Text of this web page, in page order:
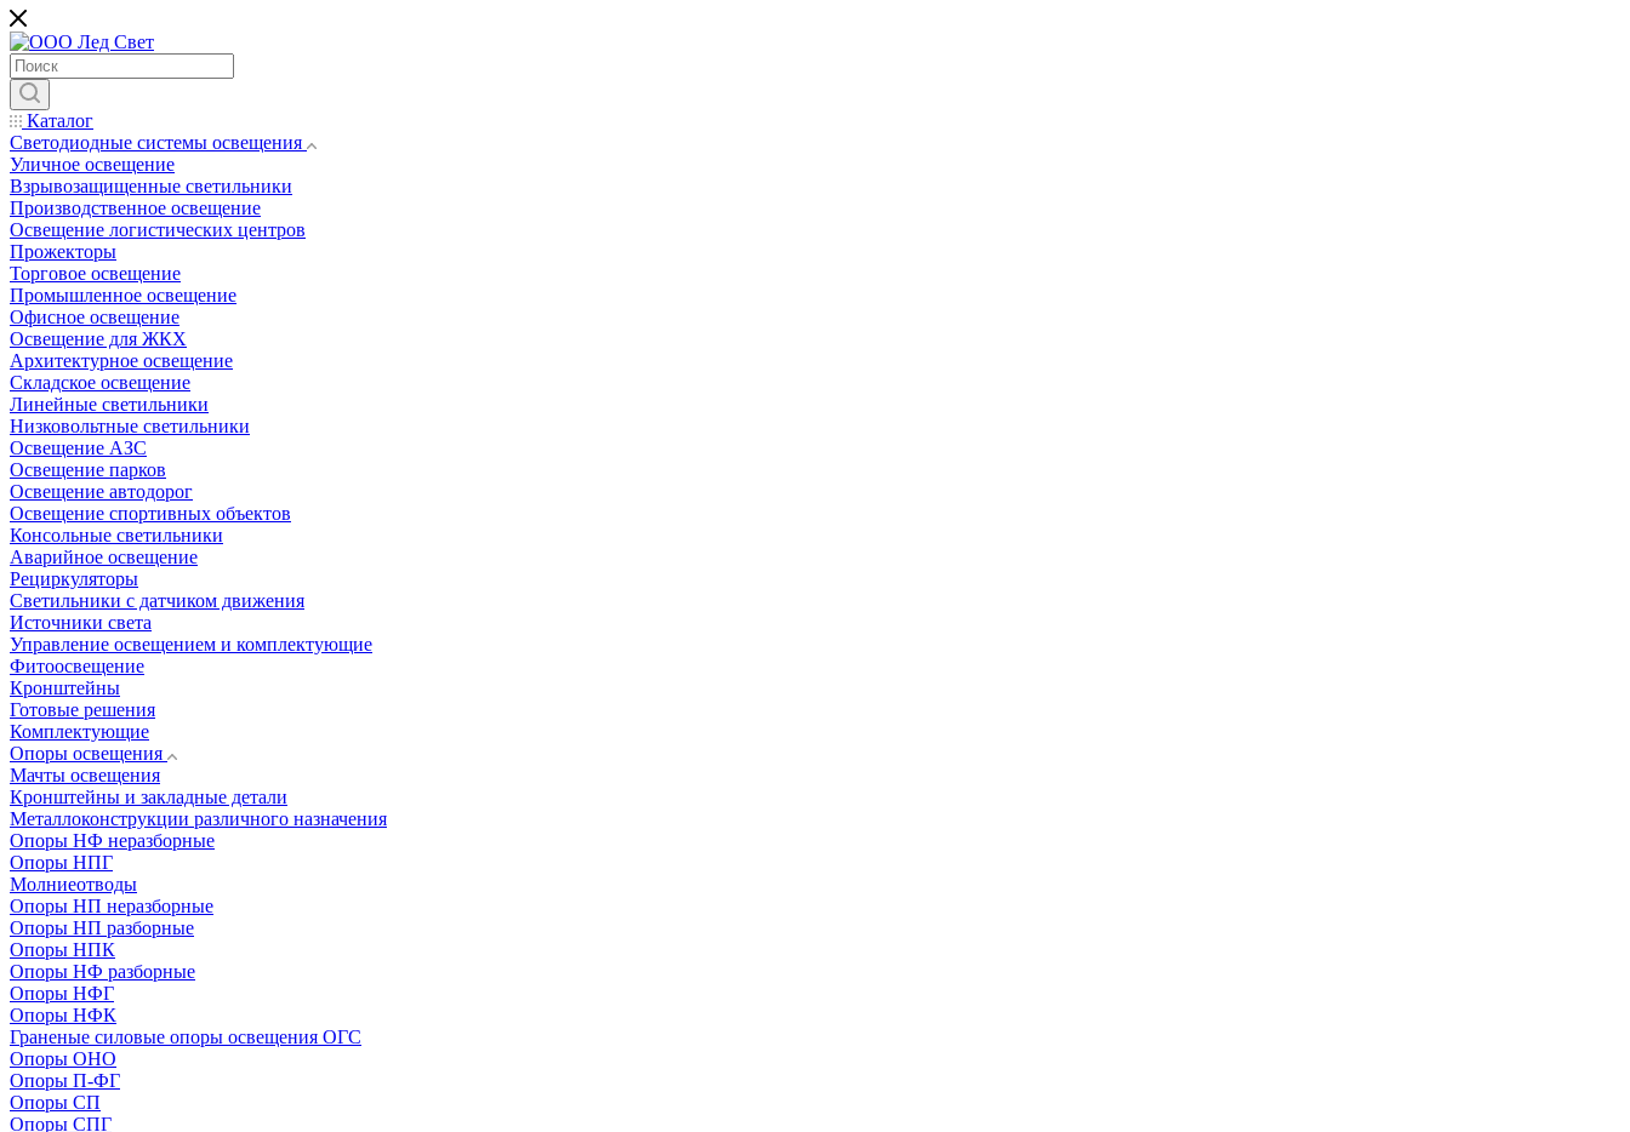
Каталог
Светодиодные системы освещения
Уличное освещение
Взрывозащищенные светильники
Производственное освещение
Освещение логистических центров
Прожекторы
Торговое освещение
Промышленное освещение
Офисное освещение
Освещение для ЖКХ
Архитектурное освещение
Складское освещение
Линейные светильники
Низковольтные светильники
Освещение АЗС
Освещение парков
Освещение автодорог
Освещение спортивных объектов
Консольные светильники
Аварийное освещение
Рециркуляторы
Светильники с датчиком движения
Источники света
Управление освещением и комплектующие
Фитоосвещение
Кронштейны
Готовые решения
Комплектующие
Опоры освещения
Мачты освещения
Кронштейны и закладные детали
Металлоконструкции различного назначения
Опоры НФ неразборные
Опоры НПГ
Молниеотводы
Опоры НП неразборные
Опоры НП разборные
Опоры НПК
Опоры НФ разборные
Опоры НФГ
Опоры НФК
Граненые силовые опоры освещения ОГС
Опоры ОНО
Опоры П-ФГ
Опоры СП
Опоры СПГ